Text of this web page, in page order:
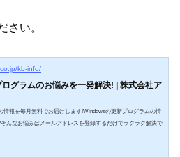
さい。
kb-info/
グラムのお悩みを一発解決! | 株式会社ア
情報を毎月無料でお届けします!Windowsの更新プログラムの情
んなお悩みはメールアドレスを登録するだけでラクラク解決で